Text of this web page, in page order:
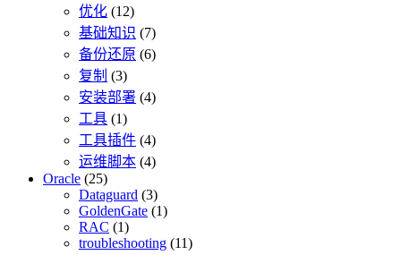
优化 (12)
基础知识 (7)
备份还原 (6)
复制 (3)
安装部署 (4)
工具 (1)
工具插件 (4)
运维脚本 (4)
Oracle (25)
Dataguard (3)
GoldenGate (1)
RAC (1)
troubleshooting (11)